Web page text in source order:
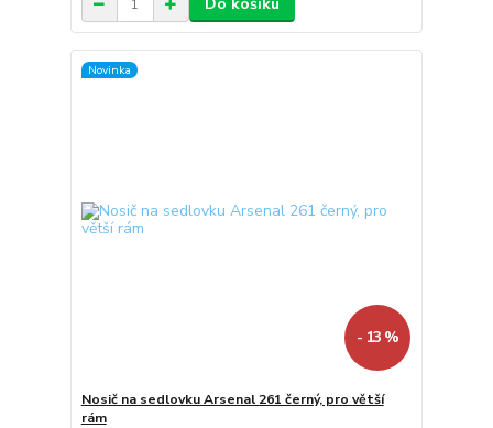
Novinka
- 13 %
Nosič na sedlovku Arsenal 261 černý, pro větší
rám